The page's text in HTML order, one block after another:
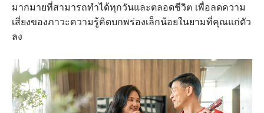
มากมายที่สามารถทำได้ทุกวันและตลอดชีวิต เพื่อลดความ
เสี่ยงของภาวะความรู้คิดบกพร่องเล็กน้อยในยามที่คุณแก่ตัว
ลง